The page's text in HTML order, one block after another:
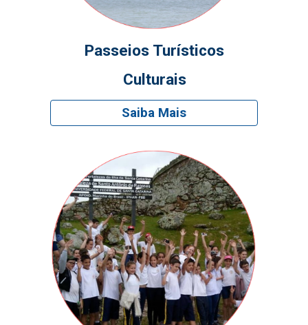
Passeios Turísticos
Culturais
Saiba Mais